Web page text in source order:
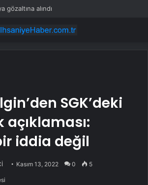
gözaltına alındı
SGK’deki
iddia değil
Kasım 13, 2022 0 5